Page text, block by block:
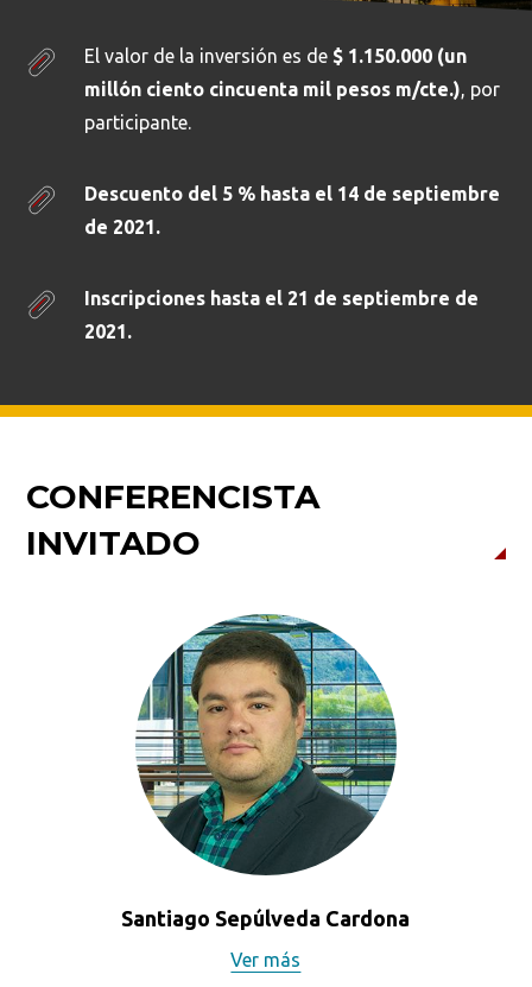
El valor de la inversión es de $ 1.150.000 (un
millón ciento cincuenta mil pesos m/cte.), por
participante.
Descuento del 5 % hasta el 14 de septiembre
de 2021.
Inscripciones hasta el 21 de septiembre de
2021.
CONFERENCISTA
INVITADO
Santiago Sepúlveda Cardona
Ver más